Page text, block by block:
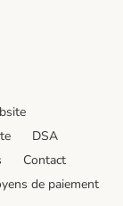
DSA
Contact
de paiement